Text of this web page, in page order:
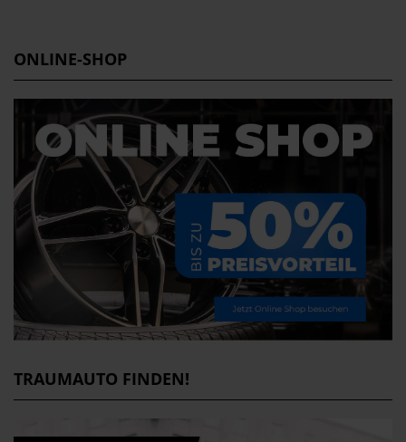
ONLINE-SHOP
TRAUMAUTO FINDEN!